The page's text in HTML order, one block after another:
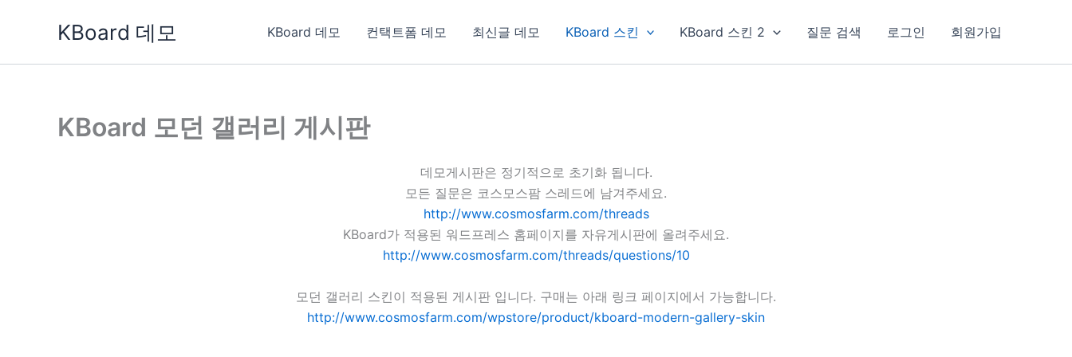
KBoard 데모 KBoard 데모 컨택트폼 데모 최신글 데모 KBoard 스킨 KBoard 스킨 2 질문 검색 로그인 회원가입
KBoard 모던 갤러리 게시판
데모게시판은 정기적으로 초기화 됩니다.
모든 질문은 코스모스팜 스레드에 남겨주세요.
http://www.cosmosfarm.com/threads
KBoard가 적용된 워드프레스 홈페이지를 자유게시판에 올려주세요.
http://www.cosmosfarm.com/threads/questions/10
모던 갤러리 스킨이 적용된 게시판 입니다. 구매는 아래 링크 페이지에서 가능합니다.
http://www.cosmosfarm.com/wpstore/product/kboard-modern-gallery-skin